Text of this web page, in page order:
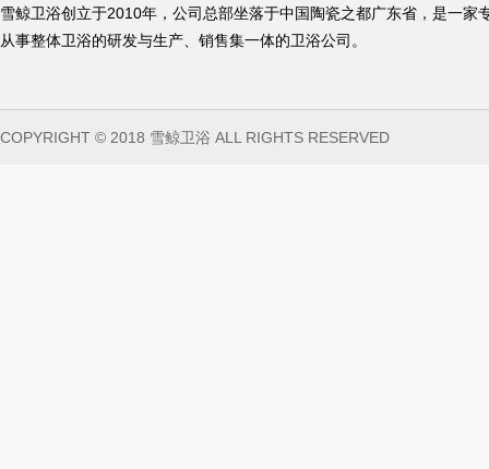
雪鲸卫浴创立于2010年，公司总部坐落于中国陶瓷之都广东省，是一家
从事整体卫浴的研发与生产、销售集一体的卫浴公司。
COPYRIGHT © 2018 雪鲸卫浴 ALL RIGHTS RESERVED